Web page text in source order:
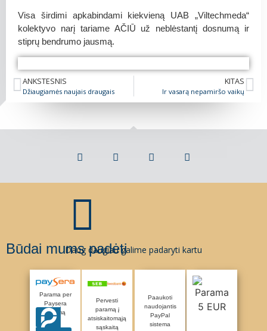
Visa širdimi apkabindami kiekvieną UAB „Viltechmeda“
kolektyvo narį tariame AČIŪ už neblėstantį dosnumą ir
stiprų bendrumo jausmą.
UAB „Viltechmeda“ kolektyvo parama
UAB „Viltechmeda“ kolektyvo parama
UAB „Viltechmeda“ kolektyvo parama
UAB „Viltechmeda“ kolektyvo parama
UAB „Viltechmeda“ kolektyvo parama
ANKSTESNIS
Džiaugiamės naujais draugais
KITAS
Ir vasarą nepamiršo vaikų
Būdai mums padėti
Daug daugiau galime padaryti kartu
Parama per
Paysera
sistemą
Pervesti
paramą į
atsiskaitomąją
sąskaitą
Paaukoti
naudojantis
PayPal
sistema